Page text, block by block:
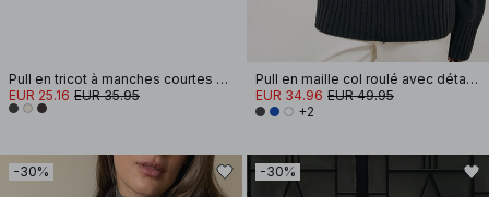
Pull en tricot à manches courtes en mélange de laine
EUR 25.16 EUR 35.95
Pull en maille col roulé avec détails de couture
EUR 34.96 EUR 49.95
+2
-30% -30%